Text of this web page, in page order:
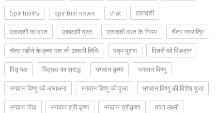
Spirituality
spiritual news Vrat
एकादशी
एकादशी का व्रत
एकादशी व्रत एकादशी व्रत के नियम
चैत्र नवरात्रि
चैत्र महीने के कृष्ण पक्ष की अष्टमी तिथि
पद्म पुराण
पितरों को पिंडदान
पितृ पक्ष
पितृपक्ष का श्राद्ध भगवान कृष्ण
भगवान विष्णु
भगवान विष्णु की आराधना
भगवान विष्णु की पूजा
भगवान विष्णु की विशेष पूजा
भगवान शिव
भगवान श्री कृष्ण भगवान श्रीकृष्ण
माता लक्ष्मी